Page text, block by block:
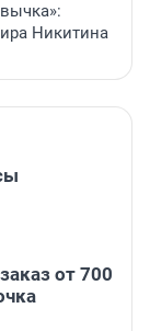
Никитина
от 700